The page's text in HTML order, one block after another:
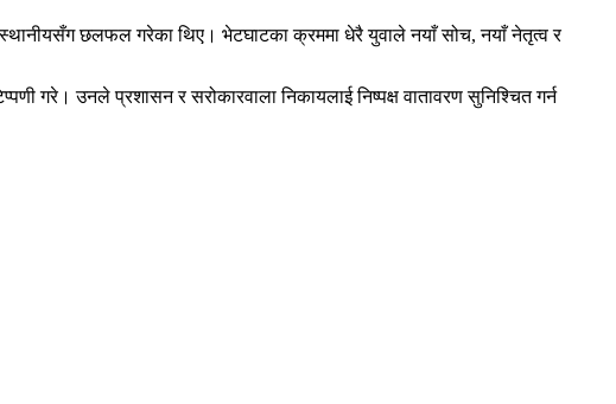
स्थानीयसँग छलफल गरेका थिए। भेटघाटका क्रममा धेरै युवाले नयाँ सोच, नयाँ नेतृत्व र
गरे। उनले प्रशासन र सरोकारवाला निकायलाई निष्पक्ष वातावरण सुनिश्चित गर्न